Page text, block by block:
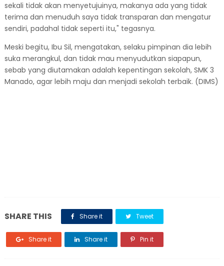
sekali tidak akan menyetujuinya, makanya ada yang tidak
terima dan menuduh saya tidak transparan dan mengatur
sendiri, padahal tidak seperti itu," tegasnya.
Meski begitu, Ibu Sil, mengatakan, selaku pimpinan dia lebih
suka merangkul, dan tidak mau menyudutkan siapapun,
sebab yang diutamakan adalah kepentingan sekolah, SMK 3
Manado, agar lebih maju dan menjadi sekolah terbaik. (DIMS)
SHARE THIS Share it Tweet
Share it Share it Pin it